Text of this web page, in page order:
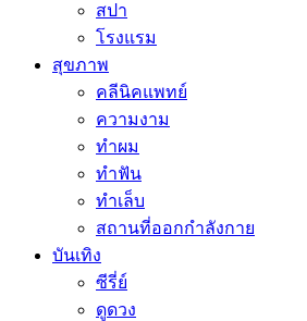
สปา
โรงแรม
สุขภาพ
คลีนิคแพทย์
ความงาม
ทำผม
ทำฟัน
ทำเล็บ
สถานที่ออกกำลังกาย
บันเทิง
ซีรี่ย์
ดูดวง